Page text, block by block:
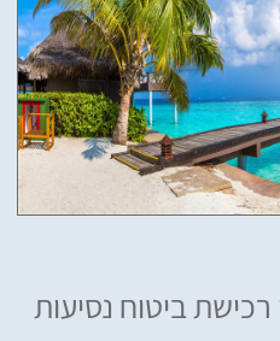
ביטוח נסיעות